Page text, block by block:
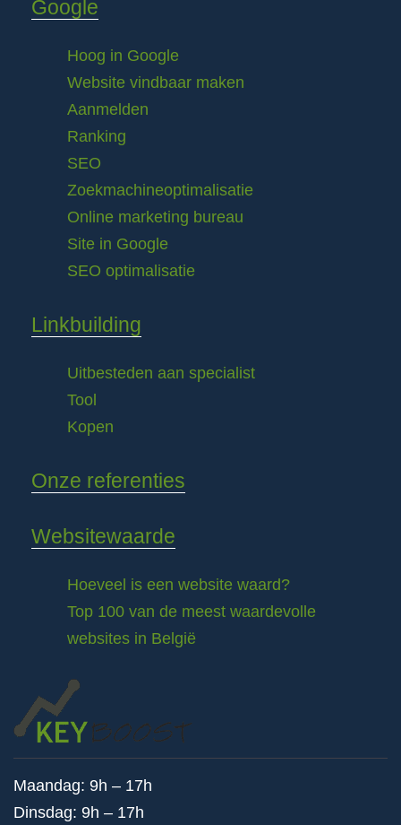
Google
Hoog in Google
Website vindbaar maken
Aanmelden
Ranking
SEO
Zoekmachineoptimalisatie
Online marketing bureau
Site in Google
SEO optimalisatie
Linkbuilding
Uitbesteden aan specialist
Tool
Kopen
Onze referenties
Websitewaarde
Hoeveel is een website waard?
Top 100 van de meest waardevolle
websites in België
Maandag: 9h – 17h
Dinsdag: 9h – 17h